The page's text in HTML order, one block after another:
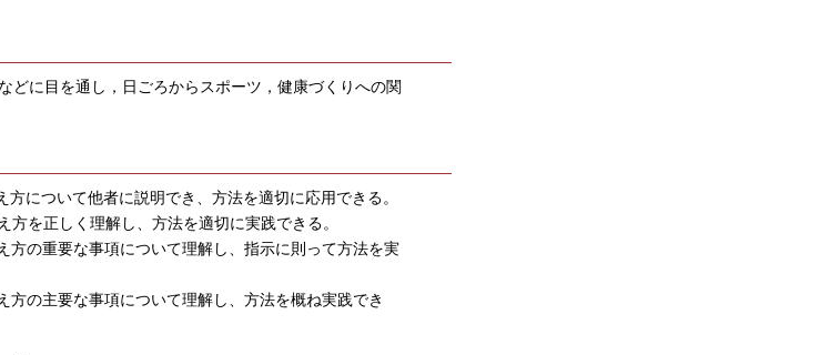
どに目を通し，日ごろからスポーツ，健康づくりへの関
について他者に説明でき、方法を適切に応用できる。
を正しく理解し、方法を適切に実践できる。
方の重要な事項について理解し、指示に則って方法を実
方の主要な事項について理解し、方法を概ね実践でき